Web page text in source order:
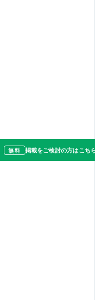
無料 掲載をご検討の方はこち